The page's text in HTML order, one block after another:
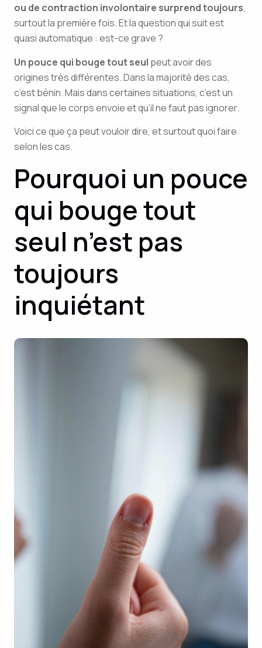
ou de contraction involontaire surprend toujours,
surtout la première fois. Et la question qui suit est
quasi automatique : est-ce grave ?
Un pouce qui bouge tout seul peut avoir des
origines très différentes. Dans la majorité des cas,
c’est bénin. Mais dans certaines situations, c’est un
signal que le corps envoie et qu’il ne faut pas ignorer.
Voici ce que ça peut vouloir dire, et surtout quoi faire
selon les cas.
Pourquoi un pouce
qui bouge tout
seul n’est pas
toujours
inquiétant